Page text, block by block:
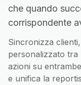
che quando
corrispondente
Sincronizza
personalizzato tra
azioni su
e unifica la